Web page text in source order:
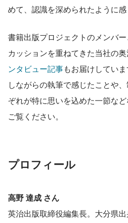
めて、認識を深められたように感
書籍出版プロジェクトのメンバ
カッションを重ねてきた当社の
ンタビュー記事もお届けしてい
しながらの執筆で感じたことや
ぞれが特に思いを込めた一節な
ご覧ください。
プロフィール
高野 達成 さん
英治出版取締役編集長。大分県